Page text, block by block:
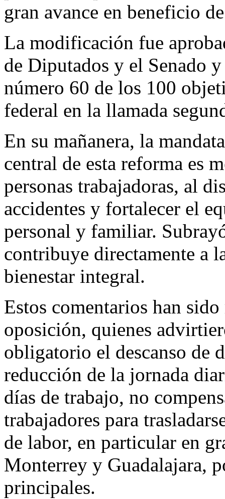
gran avance en beneficio
La modificación fue
de Diputados y el Senado
número 60 de los 100
federal en la llamada
En su mañanera, la
central de esta reforma es
personas trabajadoras, al
accidentes y fortalecer el
personal y familiar.
contribuye directamente a
bienestar integral.
Estos comentarios han
oposición, quienes
obligatorio el descanso de
reducción de la jornada
días de trabajo, no
trabajadores para
de labor, en particular en
Monterrey y Guadalajara,
principales.